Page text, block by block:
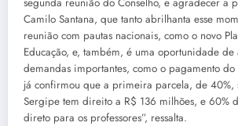
Camilo Santana, que tanto abrilhanta esse
reunião com pautas nacionais, como o novo
Educação, e, também, é uma oportunidade de
demandas importantes, como o pagamento
já confirmou que a primeira parcela, de 40%,
Sergipe tem direito a R$ 136 milhões, e 60%
direto para os professores”, ressalta.